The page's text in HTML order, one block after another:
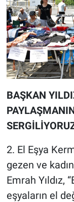
BAŞKAN
2. El Eşya
gezen ve
Emrah Yıldız,
eşyaların el